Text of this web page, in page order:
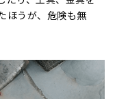
ほうが、危険も無